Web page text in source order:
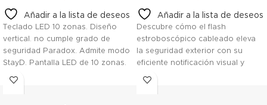
Añadir a la lista de deseos
Teclado LED 10 zonas. Diseño
vertical. no cumple grado de
seguridad Paradox. Admite modo
StayD. Pantalla LED de 10 zonas.
LEDs de
Añadir a la lista de deseos
Descubre cómo el flash
estroboscópico cableado eleva
la seguridad exterior con su
eficiente notificación visual y
resistencia a condiciones